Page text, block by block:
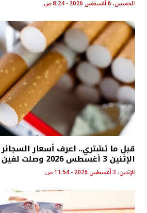
الخميس، 6 أغسطس 2026 - 8:24 ص
قبل ما تشتري.. اعرف أسعار السجائر
الإثنين 3 أغسطس 2026 وصلت لفين
الإثنين، 3 أغسطس 2026 - 11:54 ص